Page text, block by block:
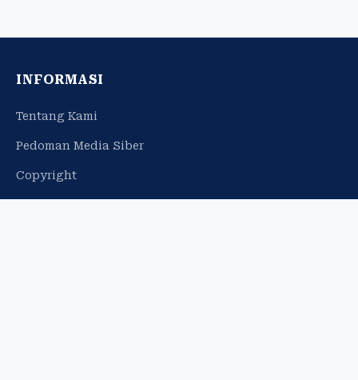
INFORMASI
Tentang Kami
Pedoman Media Siber
Copyright